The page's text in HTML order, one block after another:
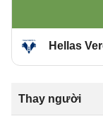
Hellas
Thay người